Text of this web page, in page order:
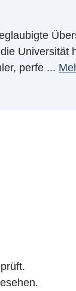
perfe ...